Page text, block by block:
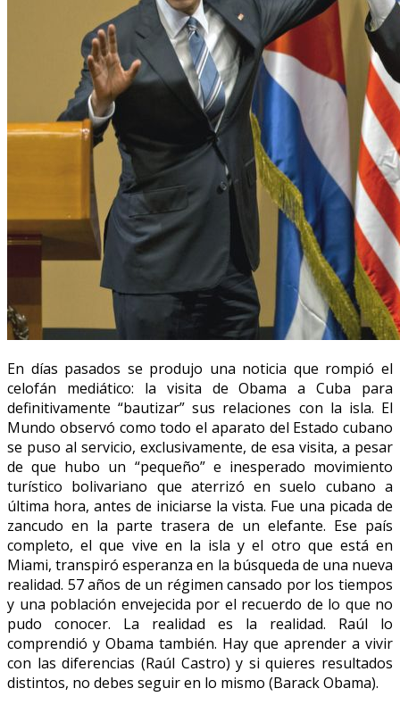
En días pasados se produjo una noticia que rompió el
celofán mediático: la visita de Obama a Cuba para
definitivamente “bautizar” sus relaciones con la isla. El
Mundo observó como todo el aparato del Estado cubano
se puso al servicio, exclusivamente, de esa visita, a pesar
de que hubo un “pequeño” e inesperado movimiento
turístico bolivariano que aterrizó en suelo cubano a
última hora, antes de iniciarse la vista. Fue una picada de
zancudo en la parte trasera de un elefante. Ese país
completo, el que vive en la isla y el otro que está en
Miami, transpiró esperanza en la búsqueda de una nueva
realidad. 57 años de un régimen cansado por los tiempos
y una población envejecida por el recuerdo de lo que no
pudo conocer. La realidad es la realidad. Raúl lo
comprendió y Obama también. Hay que aprender a vivir
con las diferencias (Raúl Castro) y si quieres resultados
distintos, no debes seguir en lo mismo (Barack Obama).